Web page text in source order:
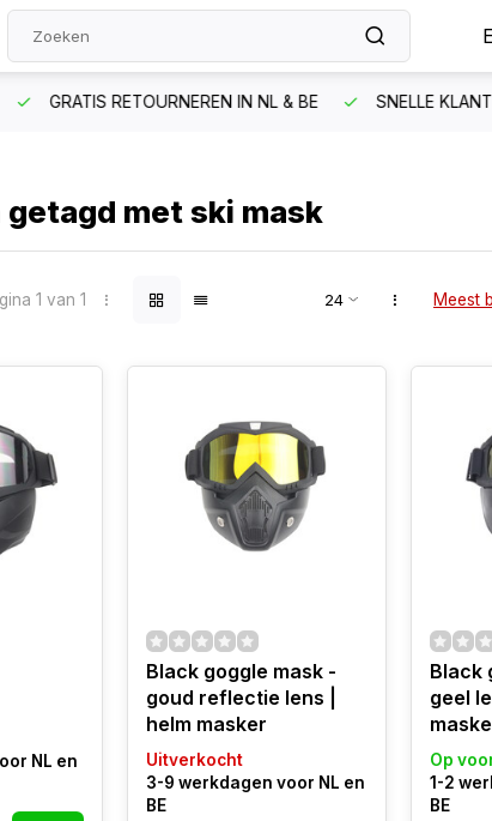
GRATIS RETOURNEREN IN NL & BE SNELLE
met ski mask
1 van 1 Meest
NL en
Black goggle mask -
goud reflectie lens |
helm masker
Uitverkocht
3-9 werkdagen voor NL en
BE
Black
geel
Op
1-2
BE